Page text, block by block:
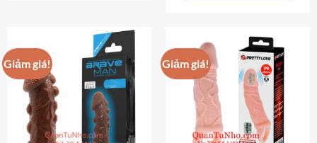
nhiều
biến
thể.
Các
tùy
chọn
Giảm giá! Giảm giá!